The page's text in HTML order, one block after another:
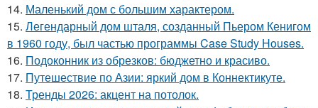
14. Маленький дом с большим характером.
15. Легендарный дом шталя, созданный Пьером Кенигом
в 1960 году, был частью программы Case Study Houses.
16. Подоконник из обрезков: бюджетно и красиво.
17. Путешествие по Азии: яркий дом в Коннектикуте.
18. Тренды 2026: акцент на потолок.